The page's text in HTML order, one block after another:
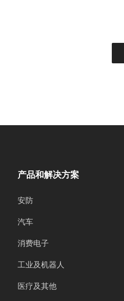
产品和解决方案
安防
汽车
消费电子
工业及机器人
医疗及其他